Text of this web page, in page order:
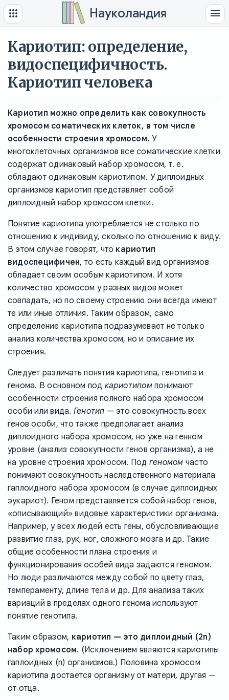
Науколандия
Кариотип: определение,
видоспецифичность.
Кариотип человека
Кариотип можно определить как совокупность
хромосом соматических клеток, в том числе
особенности строения хромосом. У
многоклеточных организмов все соматические клетки
содержат одинаковый набор хромосом, т. е.
обладают одинаковым кариотипом. У диплоидных
организмов кариотип представляет собой
диплоидный набор хромосом клетки.
Понятие кариотипа употребляется не столько по
отношению к индивиду, сколько по отношению к виду.
В этом случае говорят, что кариотип
видоспецифичен, то есть каждый вид организмов
обладает своим особым кариотипом. И хотя
количество хромосом у разных видов может
совпадать, но по своему строению они всегда имеют
те или иные отличия. Таким образом, само
определение кариотипа подразумевает не только
анализ количества хромосом, но и описание их
строения.
Следует различать понятия кариотипа, генотипа и
генома. В основном под кариотипомпонимают
особенности строения полного набора хромосом
особи или вида. Генотип — это совокупность всех
генов особи, что также предполагает анализ
диплоидного набора хромосом, но уже на генном
уровне (анализ совокупности генов организма), а не
на уровне строения хромосом. Под геномом часто
понимают совокупность наследственного материала
гаплоидного набора хромосом (в случае диплоидных
эукариот). Геном представляется собой набор генов,
«описывающий» видовые характеристики организма.
Например, у всех людей есть гены, обусловливающие
развитие глаз, рук, ног, сложного мозга и др. Такие
общие особенности плана строения и
функционирования особей вида задаются геномом.
Но люди различаются между собой по цвету глаз,
темпераменту, длине тела и др. Для анализа таких
вариаций в пределах одного генома используют
понятие генотипа.
Таким образом, кариотип — это диплоидный (2n)
набор хромосом. (Исключением являются кариотипы
гаплоидных (n) организмов.) Половина хромосом
кариотипа достается организму от матери, другая —
от отца.